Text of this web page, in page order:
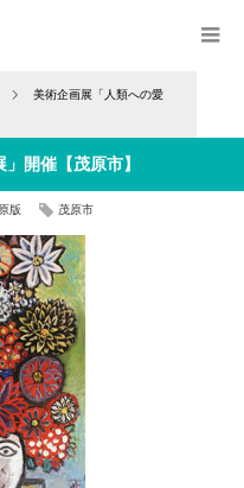
美術企画展「人類への愛
開催【茂原市】
版 茂原市